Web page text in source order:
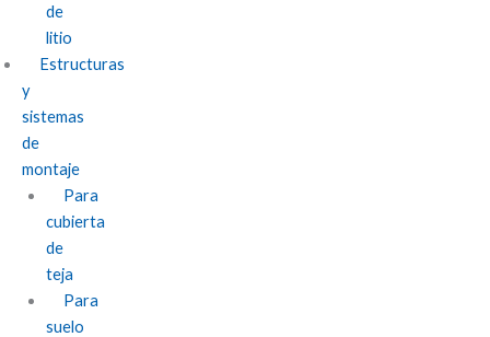
de
litio
Estructuras
y
sistemas
de
montaje
Para
cubierta
de
teja
Para
suelo